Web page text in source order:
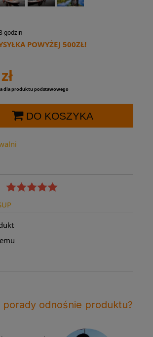
godzin
POWYŻEJ 500ZŁ!
dla produktu podstawowego
DO KOSZYKA
porady odnośnie produktu?